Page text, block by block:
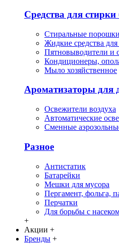
Средства для стирки
Стиральные порошки
Жидкие средства для
Пятновыводители и
Кондиционеры,
Мыло хозяйственное
Ароматизаторы для
Освежители воздуха
Автоматические
Сменные
Разное
Антистатик
Батарейки
Мешки для мусора
Пергамент, фольга,
Перчатки
Для борьбы с
+
Акции +
Бренды +